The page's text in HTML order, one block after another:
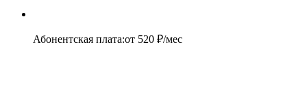
Абонентская плата:от 520 ₽/мес